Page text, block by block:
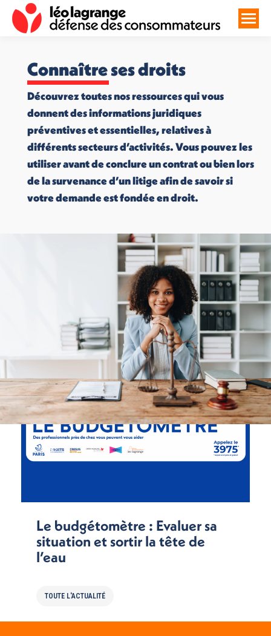
Connaître ses droits
Découvrez toutes nos ressources qui vous
donnent des informations juridiques
préventives et essentielles, relatives à
différents secteurs d’activités. Vous pouvez les
utiliser avant de conclure un contrat ou bien lors
de la survenance d’un litige afin de savoir si
votre demande est fondée en droit.
Le budgétomètre : Evaluer sa
situation et sortir la tête de
l’eau
TOUTE L'ACTUALITÉ